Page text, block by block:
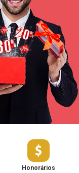
Honorários